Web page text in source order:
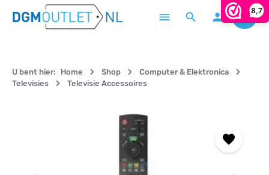
8,7
Ga naar de hoofdinhoud
U bent hier: Home Shop
Computer & Elektronica
Televisies
Televisie Accessoires
Afbeeldingengalerij overslaan